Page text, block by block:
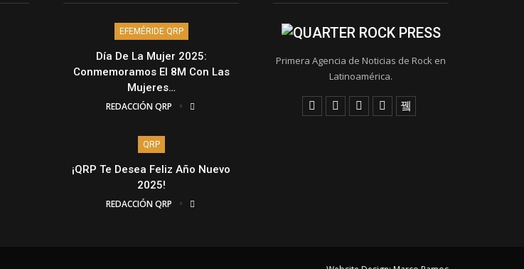
EFEMÉRIDE QRP
Día De La Mujer 2025:
Conmemoramos El 8M Con Las
Mujeres…
REDACCIÓN QRP
QRP
¡QRP Te Desea Feliz Año Nuevo
2025!
REDACCIÓN QRP
Primera Agencia de Noticias de Rock en
Latinoamérica.